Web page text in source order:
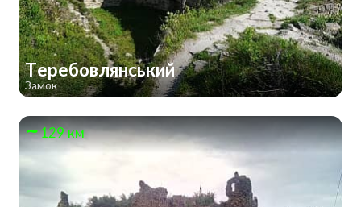
Теребовлянський
Замок
129 км